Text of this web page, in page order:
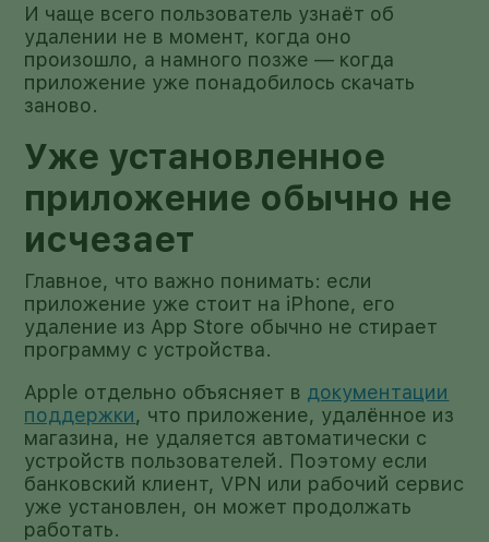
И чаще всего пользователь узнаёт об
удалении не в момент, когда оно
произошло, а намного позже — когда
приложение уже понадобилось скачать
заново.
Уже установленное
приложение обычно не
исчезает
Главное, что важно понимать: если
приложение уже стоит на iPhone, его
удаление из App Store обычно не стирает
программу с устройства.
Apple отдельно объясняет в документации
поддержки, что приложение, удалённое из
магазина, не удаляется автоматически с
устройств пользователей. Поэтому если
банковский клиент, VPN или рабочий сервис
уже установлен, он может продолжать
работать.